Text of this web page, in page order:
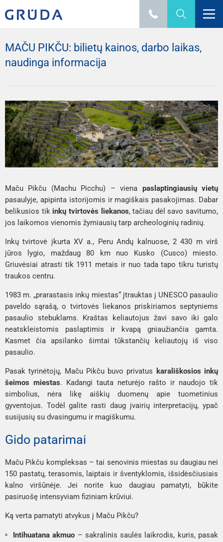
MAČU PIKČU: bilietų kainos, darbo laikas,
naudinga informacija
Maču Pikču (Machu Picchu) – viena paslaptingiausių vietų
pasaulyje, apipinta istorijomis ir magiškais pasakojimas. Dabar
belikusios tik inkų tvirtovės liekanos, tačiau dėl savo savitumo,
jos laikomos vienomis žymiausių tarp archeologinių radinių.
Inkų tvirtovė įkurta XV a., Peru Andų kalnuose, 2 430 m virš
jūros lygio, maždaug 80 km nuo Kusko (Cusco) miesto.
Griuvėsiai atrasti tik 1911 metais ir nuo tada tapo tikru turistų
traukos centru.
1983 m. „prarastasis inkų miestas“ įtrauktas į UNESCO pasaulio
paveldo sąrašą, o tvirtovės liekanos priskiriamos septyniems
pasaulio stebuklams. Kraštas keliautojus žavi savo iki galo
neatskleistomis paslaptimis ir kvapą gniaužiančia gamta.
Kasmet čia apsilanko šimtai tūkstančių keliautojų iš viso
pasaulio.
Pasak tyrinėtojų, Maču Pikču buvo privatus
karališkosios inkų
šeimos miestas. Kadangi tauta neturėjo rašto ir naudojo tik
simbolius, nėra likę aiškių duomenų apie tuometinius
gyventojus. Todėl galite rasti daug įvairių interpretacijų, ypač
susijusių su dvasingumu ir magiškumu.
Gido patarimai
Maču Pikču kompleksas – tai senovinis miestas su daugiau nei
150 pastatų, terasomis, laiptais ir šventyklomis, išsidėsčiusiais
kalno viršūnėje. Jei norite kuo daugiau pamatyti, būkite
pasiruošę intensyviam fiziniam krūviui.
Ką verta pamatyti atvykus į Maču Pikču?
Intihuatana akmuo – sakralinis saulės laikrodis, kuris, pasak